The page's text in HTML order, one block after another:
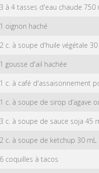
3 à 4 tasses d'eau chaude 750
1 oignon haché
2 c. à soupe d'huile végétale
1 gousse d'ail hachée
1 c. à café d'assaisonnement
1 c. à soupe de sirop d’agave
3 c. à soupe de sauce soja 45
2 c. à soupe de ketchup 30 mL
6 coquilles à tacos